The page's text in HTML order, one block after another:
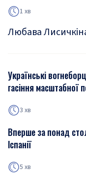
1 хв
Любава
Українські
гасіння масштабної
3 хв
Вперше за понад
Іспанії
5 хв